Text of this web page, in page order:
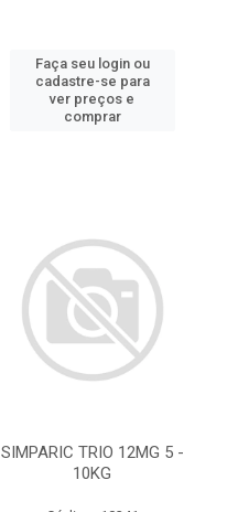
Faça seu login ou
cadastre-se para
ver preços e
comprar
SIMPARIC TRIO 12MG 5 -
10KG